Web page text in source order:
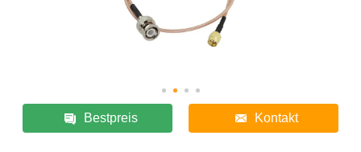
Bestpreis Kontakt